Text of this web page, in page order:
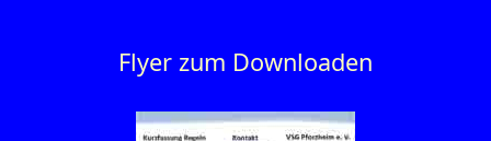
Flyer zum Downloaden